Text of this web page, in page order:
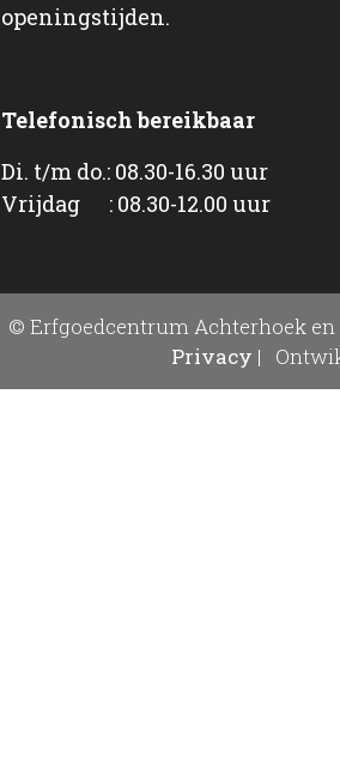
openingstijden.
Telefonisch bereikbaar
Di. t/m do.: 08.30-16.30 uur
Vrijdag : 08.30-12.00 uur
© Erfgoedcentrum Achterhoek en
Privacy |